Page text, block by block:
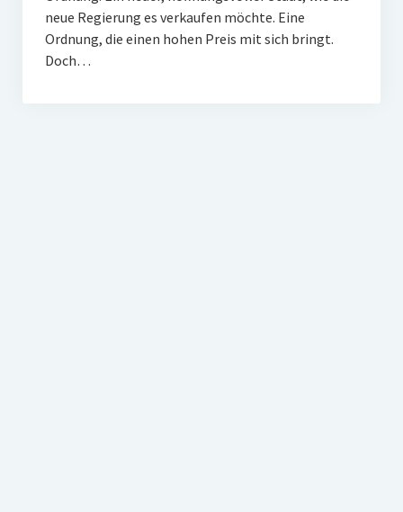
neue Regierung es verkaufen möchte. Eine
Ordnung, die einen hohen Preis mit sich bringt.
Doch…